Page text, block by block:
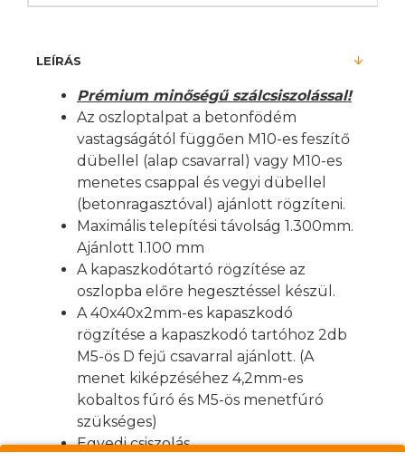
LEÍRÁS
Prémium minőségű szálcsiszolással!
Az oszloptalpat a betonfödém
vastagságától függően M10-es feszítő
dübellel (alap csavarral) vagy M10-es
menetes csappal és vegyi dübellel
(betonragasztóval) ajánlott rögzíteni.
Maximális telepítési távolság 1.300mm.
Ajánlott 1.100 mm
A kapaszkodótartó rögzítése az
oszlopba előre hegesztéssel készül.
A 40x40x2mm-es kapaszkodó
rögzítése a kapaszkodó tartóhoz 2db
M5-ös D fejű csavarral ajánlott. (A
menet kiképzéséhez 4,2mm-es
kobaltos fúró és M5-ös menetfúró
szükséges)
Egyedi csiszolás